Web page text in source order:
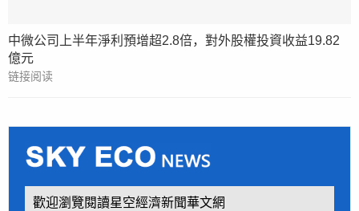
中微公司上半年淨利預增超2.8倍，對外股權投資收益19.82
億元
链接阅读
歡迎瀏覽閱讀星空經濟新聞華文網